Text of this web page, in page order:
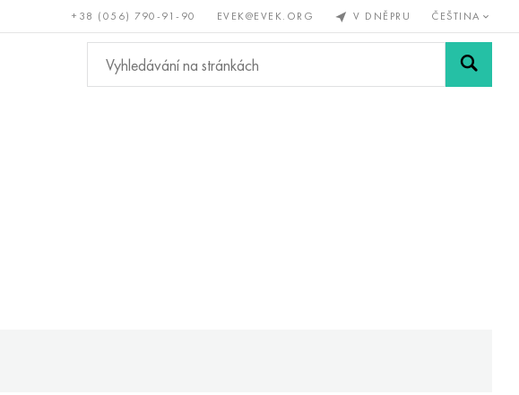
+38 (056) 790-91-90 EVEK@EVEK.ORG V DNĚPRU ČEŠTINA
Neželezné
kovy
Legovaná Sítě a